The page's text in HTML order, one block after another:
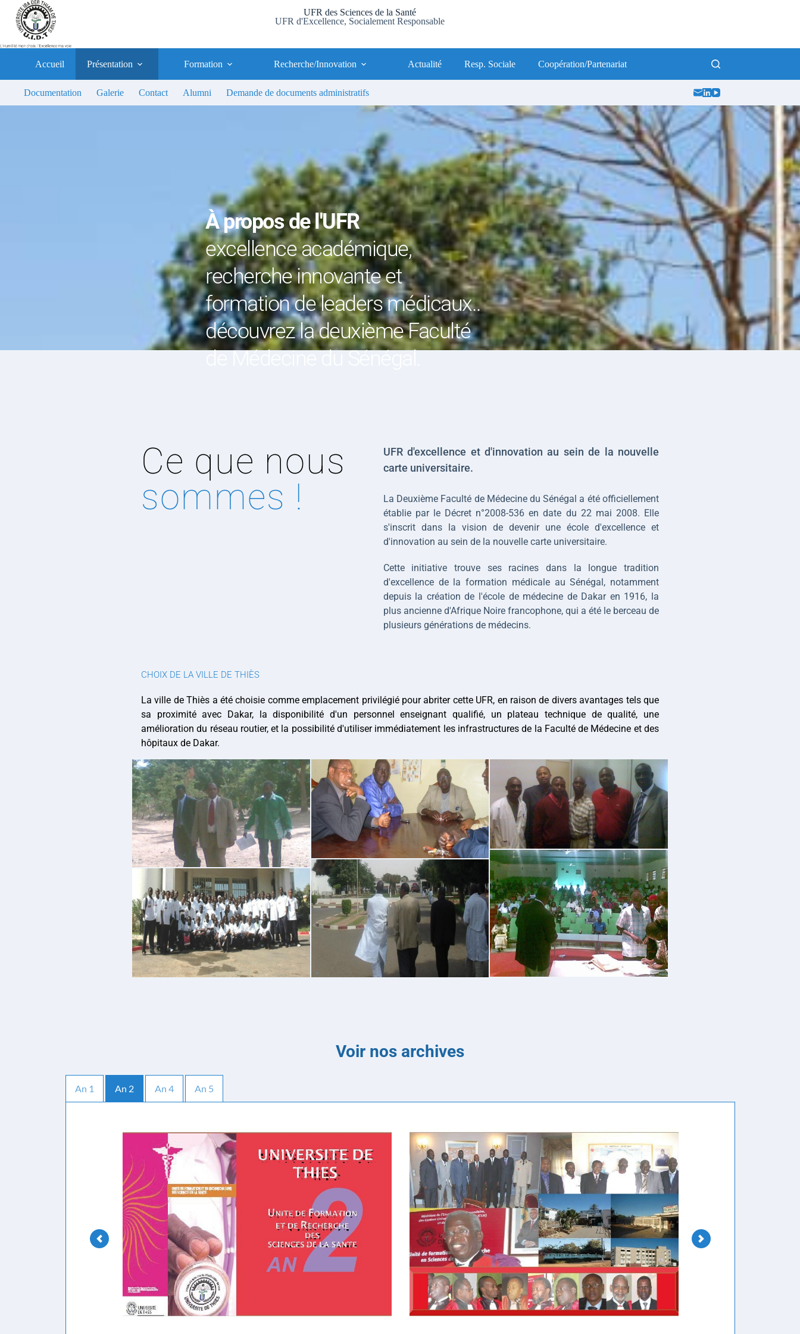
Passer
contenu
UFR des Sciences de la Santé
UFR d'Excellence, Socialement Responsable
Accueil Présentation Formation Recherche/Innovation Actualité Resp. Sociale Coopération/Partenariat
Documentation Galerie Contact Alumni Demande de documents administratifs
À propos de l'UFR
excellence académique,
recherche innovante et
formation de leaders médicaux..
découvrez la deuxième Faculté
de Médecine du Sénégal.
sommes !
UFR d'excellence et d'innovation au sein de la nouvelle
carte universitaire.
La Deuxième Faculté de Médecine du Sénégal a été officiellement
établie par le Décret n°2008-536 en date du 22 mai 2008. Elle
s'inscrit dans la vision de devenir une école d'excellence et
d'innovation au sein de la nouvelle carte universitaire.
Cette initiative trouve ses racines dans la longue tradition
d'excellence de la formation médicale au Sénégal, notamment
depuis la création de l'école de médecine de Dakar en 1916, la
plus ancienne d'Afrique Noire francophone, qui a été le berceau de
plusieurs générations de médecins.
CHOIX DE LA VILLE DE THIÈS
La ville de Thiès a été choisie comme emplacement privilégié pour abriter cette UFR, en raison de divers avantages tels que
sa proximité avec Dakar, la disponibilité d'un personnel enseignant qualifié, un plateau technique de qualité, une
amélioration du réseau routier, et la possibilité d'utiliser immédiatement les infrastructures de la Faculté de Médecine et des
hôpitaux de Dakar.
Voir nos archives
An 1 An 2 An 4 An 5